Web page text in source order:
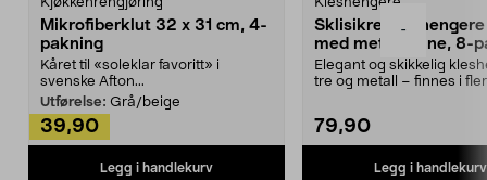
-
Mikrofiberklut 32 x 31 cm, 4-
pakning
Kåret til «soleklar favoritt» i
svenske Afton...
Utførelse: Grå/beige
39,90
Legg i handlekurv
Sklisikre
med metallpinne, 8-
Elegant og skikkelig
tre og metall – finnes i
79,90
Legg i handlekurv